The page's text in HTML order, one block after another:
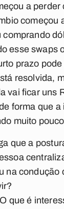
a perder
começou
esse swaps
prazo
resolvida,
vai ficar uns
forma que a
muito
que a
na condução
que é